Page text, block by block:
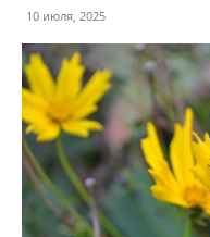
10 июля, 2025